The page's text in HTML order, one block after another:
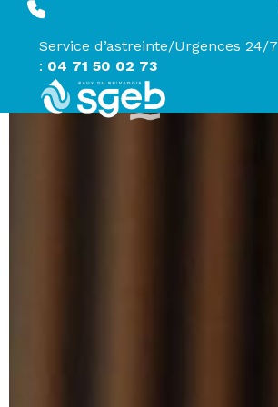
Service d’astreinte/Urgences 24/7
: 04 71 50 02 73
Panneau de gestion des cookies